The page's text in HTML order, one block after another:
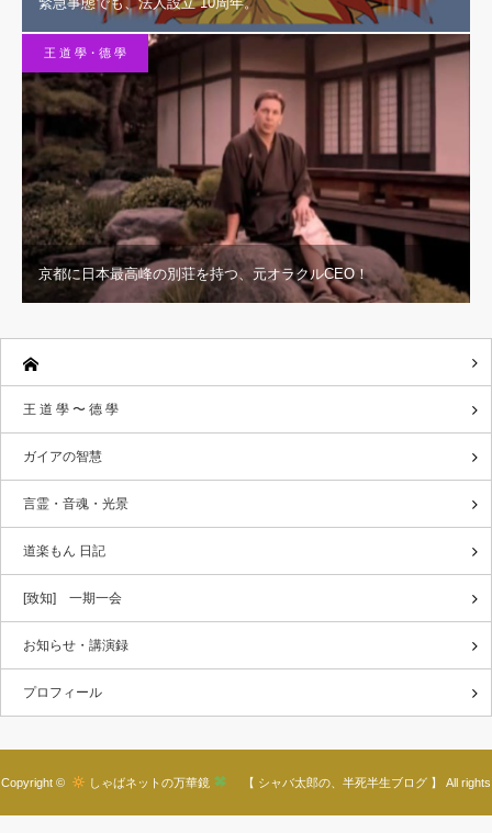
王 道 學・德 學
京都に日本最高峰の別荘を持つ、元オラクルCEO！
王 道 學 〜 德 學
ガイアの智慧
言霊・音魂・光景
道楽もん 日記
[致知] 一期一会
お知らせ・講演録
プロフィール
Copyright © しゃばネットの万華鏡 【 シャバ太郎の、半死半生ブログ 】 All rights